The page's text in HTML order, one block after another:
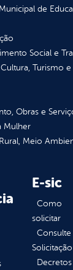
de
Social e
Turismo
Obras e
Mulher
Meio
E-sic
Como
solicitar
Consulte
Solicitação
Decretos